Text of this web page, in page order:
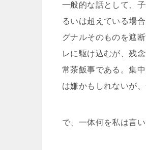
一般的な話として、
るいは超えている場
グナルそのものを遮
レに駆け込むが、残
常茶飯事である。集
は嫌かもしれないが
で、一体何を私は言